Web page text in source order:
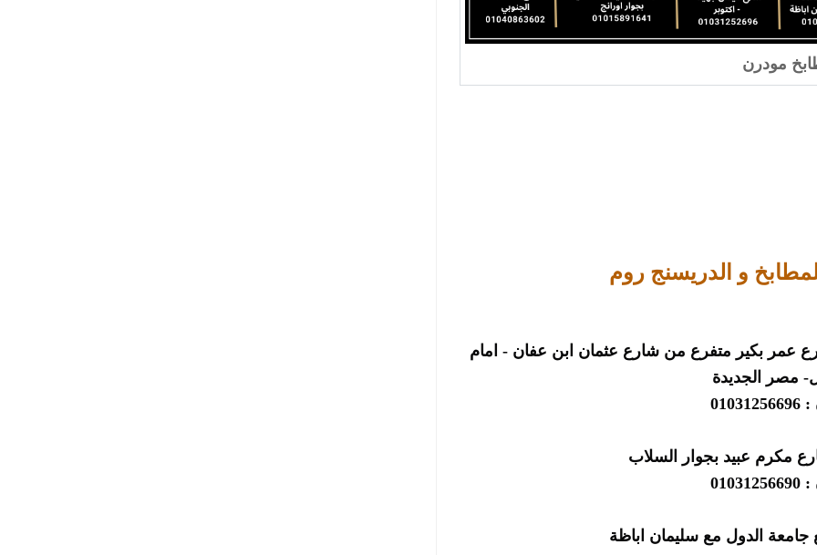
مودرن
و الدريسنج روم
: فرع مصر الجديدة : ٢٢ شارع عمر بكير متفرع من شارع عثمان ابن عفان - امام
مصر الجديدة
مكرم عبيد بجوار السلاب
الدول مع سليمان اباظة